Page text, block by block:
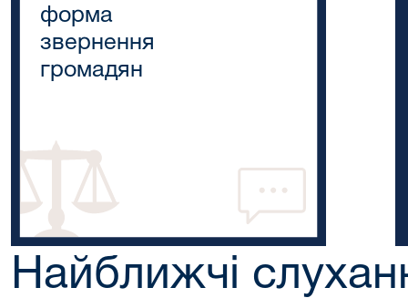
форма
звернення
громадян
Найближчі